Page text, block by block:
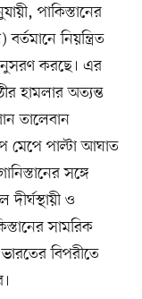
পাকিস্তানের
নিয়ন্ত্রিত
করছে। এর
হামলার অত্যন্ত
তালেবান
মেপে পাল্টা আঘাত
সঙ্গে
ও
সামরিক
বিপরীতে